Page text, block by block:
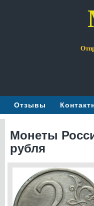
Отзывы
Монеты
рубля